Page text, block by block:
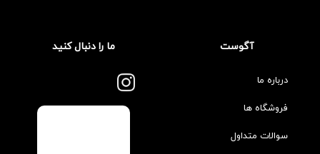
آگوست
درباره ما
فروشگاه ها
سوالات متداول
ما را دنبال کنید